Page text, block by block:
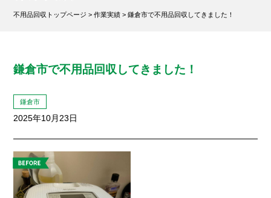
不用品回収トップページ >作業実績 > 鎌倉市で不用品回収してきました！
鎌倉市で不用品回収してきました！
鎌倉市
2025年10月23日